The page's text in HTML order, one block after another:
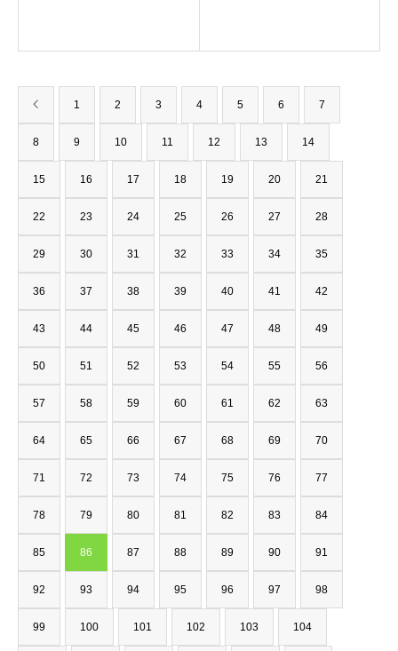
1 2 3 4 5 6 7
8 9 10 11 12 13 14
15 16 17 18 19 20 21
22 23 24 25 26 27 28
29 30 31 32 33 34 35
36 37 38 39 40 41 42
43 44 45 46 47 48 49
50 51 52 53 54 55 56
57 58 59 60 61 62 63
64 65 66 67 68 69 70
71 72 73 74 75 76 77
78 79 80 81 82 83 84
85 86 87 88 89 90 91
92 93 94 95 96 97 98
99 100 101 102 103 104